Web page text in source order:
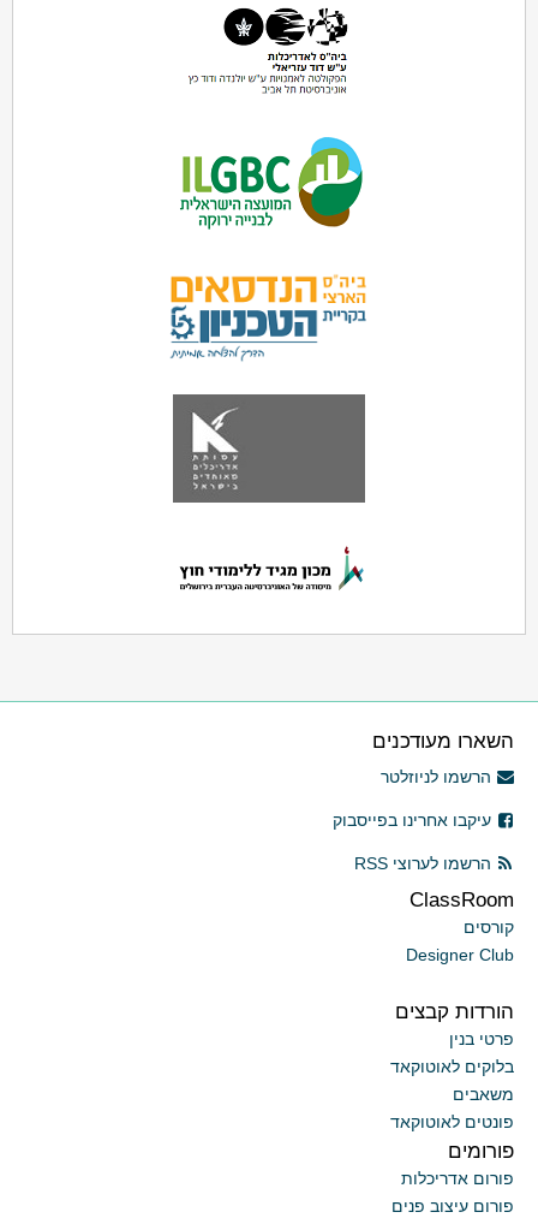
השארו מעודכנים
הרשמו לניוזלטר
עיקבו אחרינו בפייסבוק
הרשמו לערוצי RSS
ClassRoom
קורסים
Designer Club
הורדות קבצים
פרטי בנין
בלוקים לאוטוקאד
משאבים
פונטים לאוטוקאד
פורומים
פורום אדריכלות
פורום עיצוב פנים